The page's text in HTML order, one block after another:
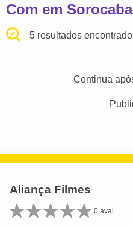
Com em
5 resultados
Continua
Aliança Filmes
0 aval.